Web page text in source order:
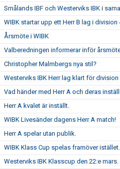
Smålands IBF och Westerviks IBK i
WIBK startar upp ett Herr B lag i division
Årsmöte i WIBK
Valberedningen informerar inför
Christopher Malmbergs nya stil?
Westerviks IBK Herr lag klart för division
Vad händer med Herr A och deras
Herr A kvalet är inställt.
WIBK Livesänder dagens Herr A match!
Herr A spelar utan publik.
WIBK Klass Cup spelas framöver istället.
Westerviks IBK Klasscup den 22:e mars.